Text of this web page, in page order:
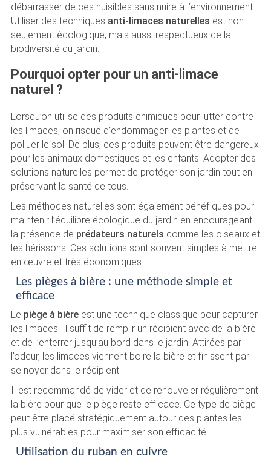
débarrasser de ces nuisibles sans nuire à l’environnement.
Utiliser des techniques anti-limaces naturelles est non
seulement écologique, mais aussi respectueux de la
biodiversité du jardin.
Pourquoi opter pour un anti-limace
naturel ?
Lorsqu’on utilise des produits chimiques pour lutter contre
les limaces, on risque d’endommager les plantes et de
polluer le sol. De plus, ces produits peuvent être dangereux
pour les animaux domestiques et les enfants. Adopter des
solutions naturelles permet de protéger son jardin tout en
préservant la santé de tous.
Les méthodes naturelles sont également bénéfiques pour
maintenir l’équilibre écologique du jardin en encourageant
la présence de prédateurs naturels comme les oiseaux et
les hérissons. Ces solutions sont souvent simples à mettre
en œuvre et très économiques.
Les pièges à bière : une méthode simple et
efficace
Le piège à bièreest une technique classique pour capturer
les limaces. Il suffit de remplir un récipient avec de la bière
et de l’enterrer jusqu’au bord dans le jardin. Attirées par
l’odeur, les limaces viennent boire la bière et finissent par
se noyer dans le récipient.
Il est recommandé de vider et de renouveler régulièrement
la bière pour que le piège reste efficace. Ce type de piège
peut être placé stratégiquement autour des plantes les
plus vulnérables pour maximiser son efficacité.
Utilisation du ruban en cuivre